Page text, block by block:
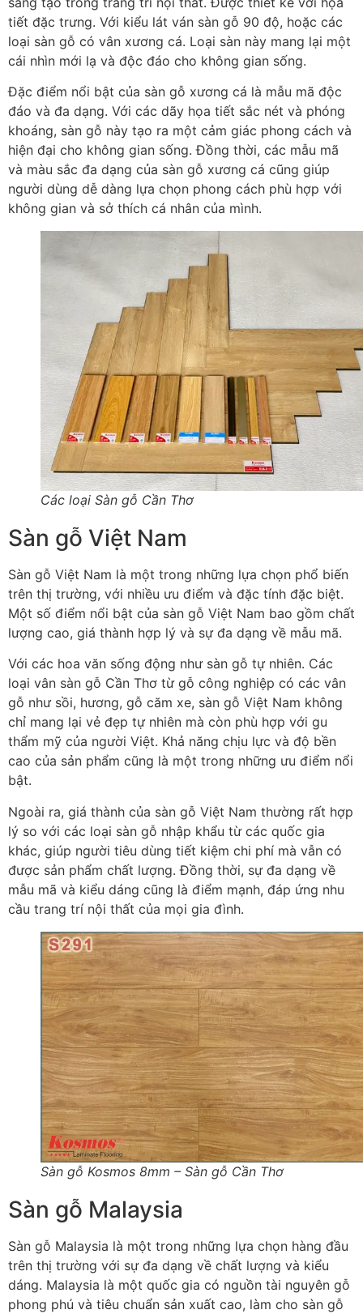
tiết đặc trưng. Với kiểu lát ván sàn gỗ 90 độ, hoặc các
loại sàn gỗ có vân xương cá. Loại sàn này mang lại một
cái nhìn mới lạ và độc đáo cho không gian sống.
Đặc điểm nổi bật của sàn gỗ xương cá là mẫu mã độc
đáo và đa dạng. Với các dãy họa tiết sắc nét và phóng
khoáng, sàn gỗ này tạo ra một cảm giác phong cách và
hiện đại cho không gian sống. Đồng thời, các mẫu mã
và màu sắc đa dạng của sàn gỗ xương cá cũng giúp
người dùng dễ dàng lựa chọn phong cách phù hợp với
không gian và sở thích cá nhân của mình.
Các loại Sàn gỗ Cần Thơ
Sàn gỗ Việt Nam
Sàn gỗ Việt Nam là một trong những lựa chọn phổ biến
trên thị trường, với nhiều ưu điểm và đặc tính đặc biệt.
Một số điểm nổi bật của sàn gỗ Việt Nam bao gồm chất
lượng cao, giá thành hợp lý và sự đa dạng về mẫu mã.
Với các hoa văn sống động như sàn gỗ tự nhiên. Các
loại vân sàn gỗ Cần Thơ từ gỗ công nghiệp có các vân
gỗ như sồi, hương, gỗ căm xe, sàn gỗ Việt Nam không
chỉ mang lại vẻ đẹp tự nhiên mà còn phù hợp với gu
thẩm mỹ của người Việt. Khả năng chịu lực và độ bền
cao của sản phẩm cũng là một trong những ưu điểm nổi
bật.
Ngoài ra, giá thành của sàn gỗ Việt Nam thường rất hợp
lý so với các loại sàn gỗ nhập khẩu từ các quốc gia
khác, giúp người tiêu dùng tiết kiệm chi phí mà vẫn có
được sản phẩm chất lượng. Đồng thời, sự đa dạng về
mẫu mã và kiểu dáng cũng là điểm mạnh, đáp ứng nhu
cầu trang trí nội thất của mọi gia đình.
Sàn gỗ Kosmos 8mm – Sàn gỗ Cần Thơ
Sàn gỗ Malaysia
Sàn gỗ Malaysia là một trong những lựa chọn hàng đầu
trên thị trường với sự đa dạng về chất lượng và kiểu
dáng. Malaysia là một quốc gia có nguồn tài nguyên gỗ
phong phú và tiêu chuẩn sản xuất cao, làm cho sàn gỗ